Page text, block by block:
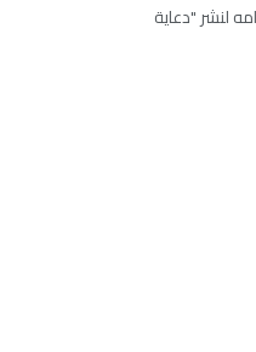
لنشر "دعاية